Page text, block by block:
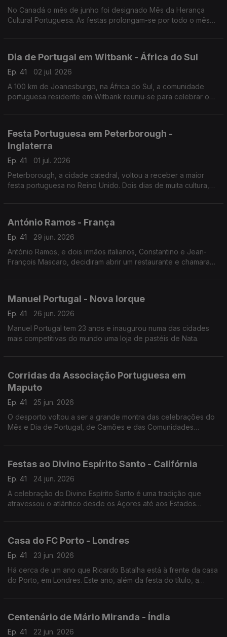
No Canadá o mês de junho foi designado Mês da Herança
Cultural Portuguesa. As festas prolongam-se por todo o mês
Dia de Portugal em Witbank - África do Sul
Ep. 41
02 jul. 2026
A 100 km de Joanesburgo, na África do Sul, a comunidade
portuguesa residente em Witbank reuniu-se para celebrar o
Festa Portuguesa em Peterborough -
Inglaterra
Ep. 41
01 jul. 2026
Peterborough, a cidade catedral, voltou a receber a maior
festa portuguesa no Reino Unido. Dois dias de muita cultura,
António Ramos - França
Ep. 41
29 jun. 2026
António Ramos, e dois irmãos italianos, Constantino e Jean-
François Mascaro, decidiram abrir um restaurante e chamaram-
Manuel Portugal - Nova Iorque
Ep. 41
26 jun. 2026
Manuel Portugal tem 23 anos e inaugurou numa das cidades
mais competitivas do mundo uma loja de pastéis de Nata.
Corridas da Associação Portuguesa em
Maputo
Ep. 41
25 jun. 2026
O desporto voltou a ser a grande montra das celebrações do
Mês e Dia de Portugal, de Camões e das Comunidades
Festas ao Divino Espírito Santo - Califórnia
Ep. 41
24 jun. 2026
A celebração do Divino Espírito Santo é uma tradição que
atravessou o atlântico desde os Açores até aos Estados
Casa do FC Porto - Londres
Ep. 41
23 jun. 2026
Há cerca de um ano que Ricardo Batalha está à frente da casa
do Porto, em Londres. Este ano, além da festa do título, a
Centenário de Mário Miranda - Índia
Ep. 41 22 jun. 2026